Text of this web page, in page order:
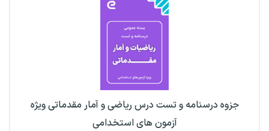
جزوه درسنامه و تست درس ریاضی و آمار مقدماتی ویژه
آزمون های استخدامی